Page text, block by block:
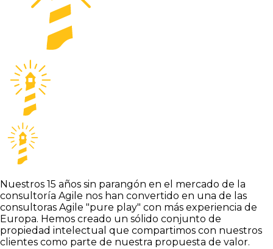
Nuestros 15 años sin parangón en el mercado de la
consultoría Agile nos han convertido en una de las
consultoras Agile "pure play" con más experiencia de
Europa. Hemos creado un sólido conjunto de
propiedad intelectual que compartimos con nuestros
clientes como parte de nuestra propuesta de valor.